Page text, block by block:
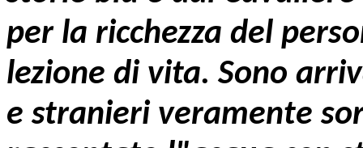
per la ricchezza del
lezione di vita. Sono
e stranieri veramente